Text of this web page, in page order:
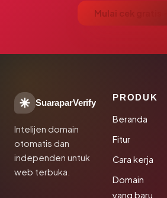
Mulai cek gratis →
SuaraparVerify
Intelijen domain
otomatis dan
independen untuk
web terbuka.
PRODUK
Beranda
Fitur
Cara kerja
Domain
yang baru